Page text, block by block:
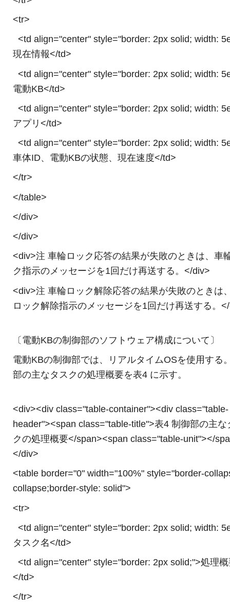
<tr>
<td align="center" style="border: 2px solid; width:
現在情報</td>
<td align="center" style="border: 2px solid; width:
電動KB</td>
<td align="center" style="border: 2px solid; width:
アプリ</td>
<td align="center" style="border: 2px solid; width:
車体ID、電動KBの状態、現在速度</td>
</tr>
</table>
</div>
</div>
<div>注 車輪ロック応答の結果が失敗のときは、車
ク指示のメッセージを1回だけ再送する。</div>
<div>注 車輪ロック解除応答の結果が失敗のときは
ロック解除指示のメッセージを1回だけ再送する。
〔電動KBの制御部のソフトウェア構成について〕
電動KBの制御部では、リアルタイムOSを使用する
部の主なタスクの処理概要を表4 に示す。
<div><div class="table-container"><div class="table-
header"><span class="table-title">表4 制御部の主な
クの処理概要</span><span class="table-unit"></
</div>
<table border="0" width="100%" style="border-
collapse;border-style: solid">
<tr>
<td align="center" style="border: 2px solid; width:
タスク名</td>
<td align="center" style="border: 2px solid;">処理
</td>
</tr>